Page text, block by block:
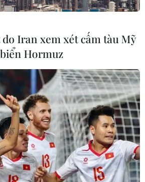
do Iran xem xét cấm tàu Mỹ
Hormuz